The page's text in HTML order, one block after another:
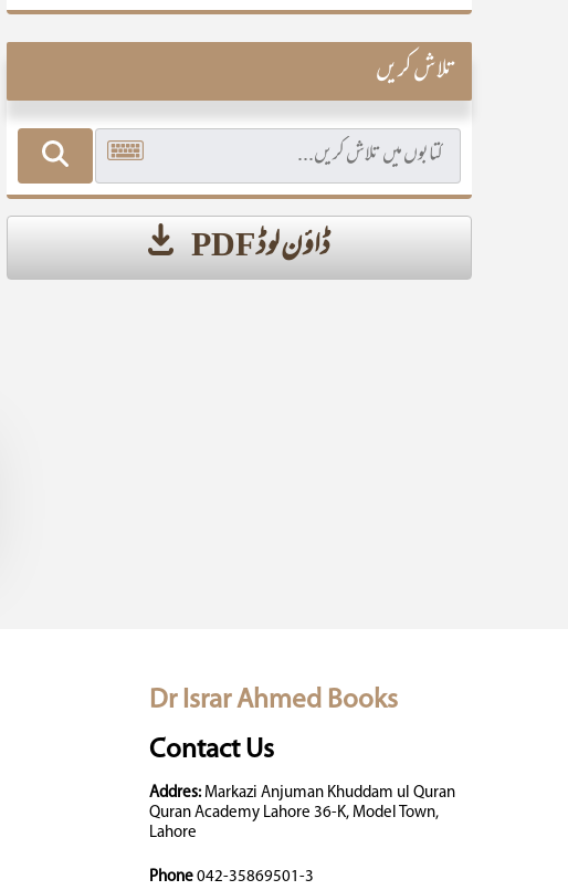
تلاش کریں
ڈاؤن لوڈ PDF
Dr Israr Ahmed Books
Contact Us
Addres:Markazi Anjuman Khuddam ul Quran
Quran Academy Lahore 36-K, Model Town,
Lahore
Phone 042-35869501-3